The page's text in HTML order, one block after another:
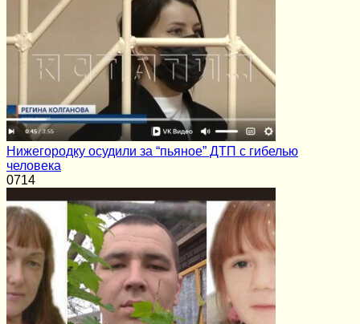
Нижегородку осудили за “пьяное” ДТП с гибелью
человека
0714